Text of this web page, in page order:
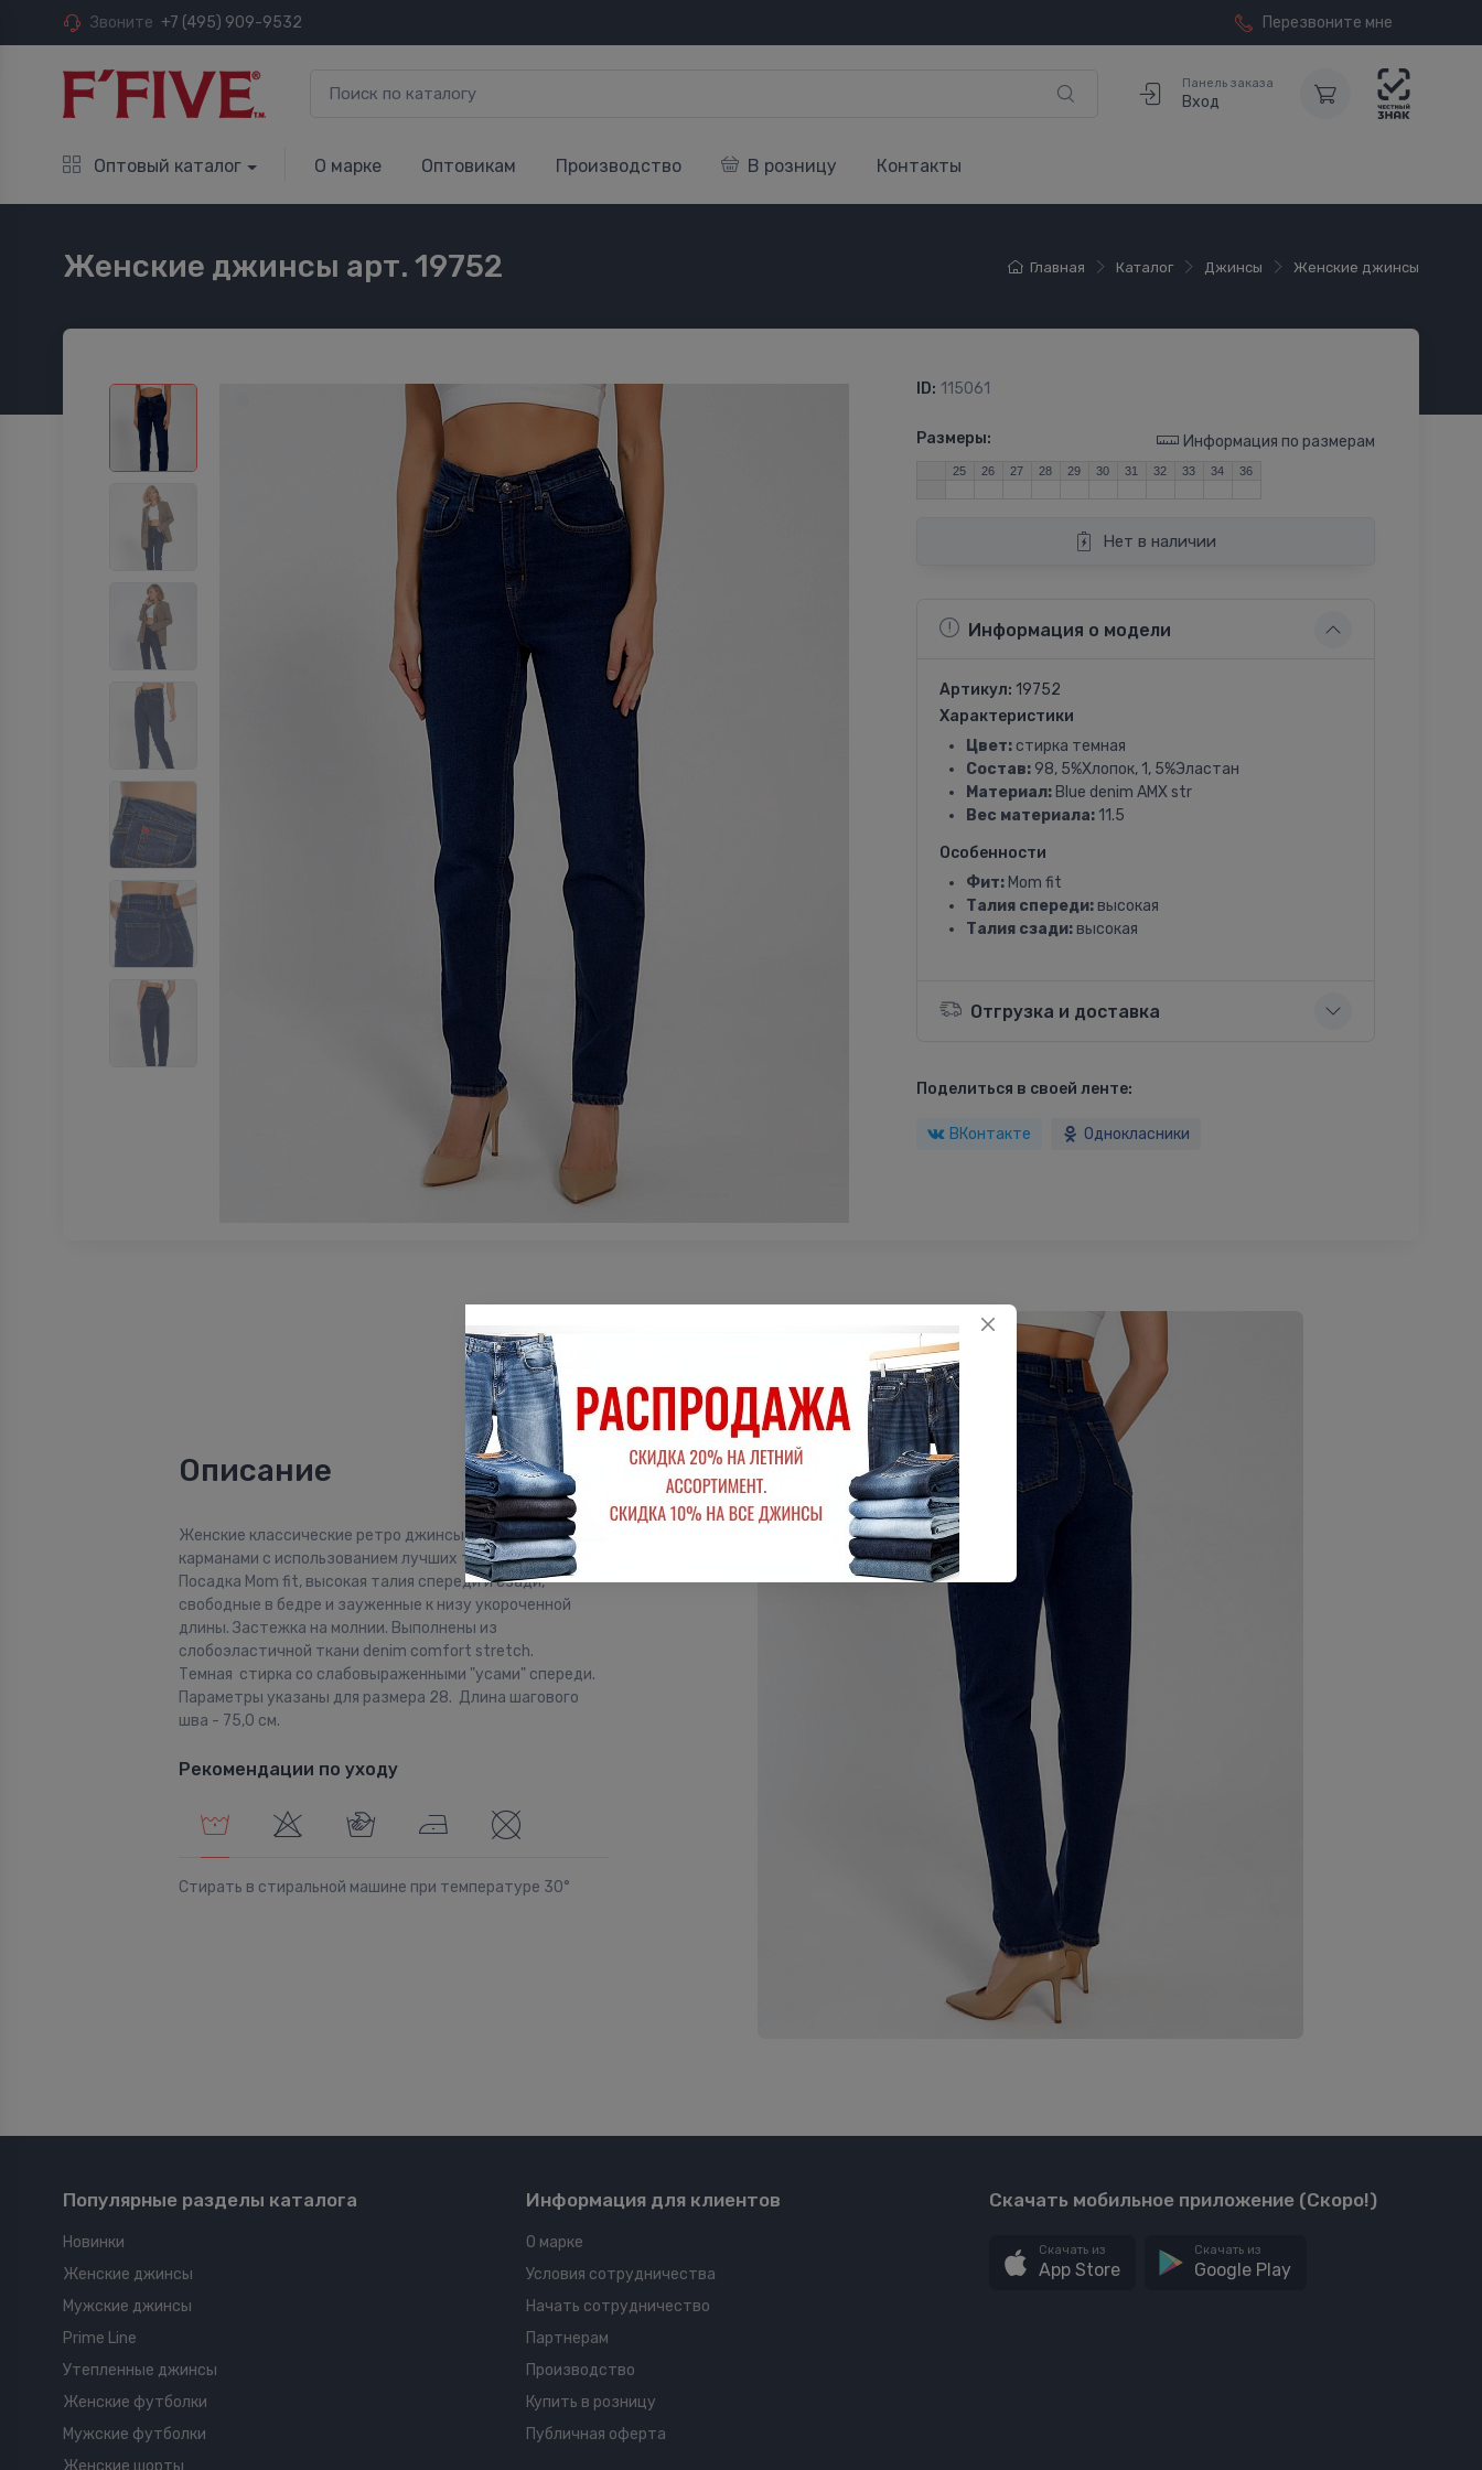
Звоните +7 (495) 909-9532 Перезвоните мне
Панель заказа
Вход
Оптовый каталог О марке Оптовикам Производство В розницу Контакты
Главная Каталог Джинсы Женские джинсы
Женские джинсы арт. 19752
ID: 115061
Размеры: Информация по размерам
25 26 27 28 29 30 31 32 33 34 36
Нет в наличии
Информация о модели
Артикул: 19752
Характеристики
Цвет:стирка темная
Состав:98, 5%Хлопок, 1, 5%Эластан
Материал:Blue denim AMX str
Вес материала:11.5
Особенности
Фит:Mom fit
Талия спереди:высокая
Талия сзади:высокая
Отгрузка и доставка
Поделиться в своей ленте:
ВКонтакте Однокласники
Описание
Женские классические ретро джинсы с пятью
карманами с использованием лучших традиций 90-х.
Посадка Mom fit, высокая талия спереди и сзади,
свободные в бедре и зауженные к низу укороченной
длины. Застежка на молнии. Выполнены из
слобоэластичной ткани denim comfort stretch.
Темная стирка со слабовыраженными "усами" спереди.
Параметры указаны для размера 28. Длина шагового
шва - 75,0 см.
Рекомендации по уходу
Стирать в стиральной машине при температуре 30°
Популярные разделы каталога
Новинки
Женские джинсы
Мужские джинсы
Prime Line
Утепленные джинсы
Женские футболки
Мужские футболки
Информация для клиентов
О марке
Условия сотрудничества
Начать сотрудничество
Партнерам
Производство
Купить в розницу
Публичная оферта
Скачать мобильное приложение (Скоро!)
Скачать из
App Store
Скачать из
Google Play